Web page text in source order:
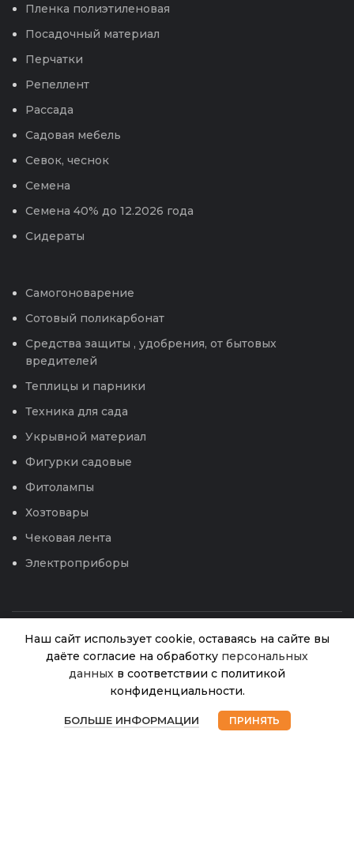
Пленка полиэтиленовая
Посадочный материал
Перчатки
Репеллент
Рассада
Садовая мебель
Севок, чеснок
Семена
Семена 40% до 12.2026 года
Сидераты
Самогоноварение
Сотовый поликарбонат
Средства защиты , удобрения, от бытовых
вредителей
Теплицы и парники
Техника для сада
Укрывной материал
Фигурки садовые
Фитолампы
Хозтовары
Чековая лента
Электроприборы
Интернет магазин Успех. ИП Хрипунов Сергей
Наш сайт использует cookie, оставаясь на сайте вы
даёте согласие на обработку персональных
данных в соответствии с политикой
конфиденциальности.
БОЛЬШЕ ИНФОРМАЦИИ ПРИНЯТЬ
Кабачок
(НК)
42.00 ₽
наличии
Магазин Избранное Корзина Мой аккаунт